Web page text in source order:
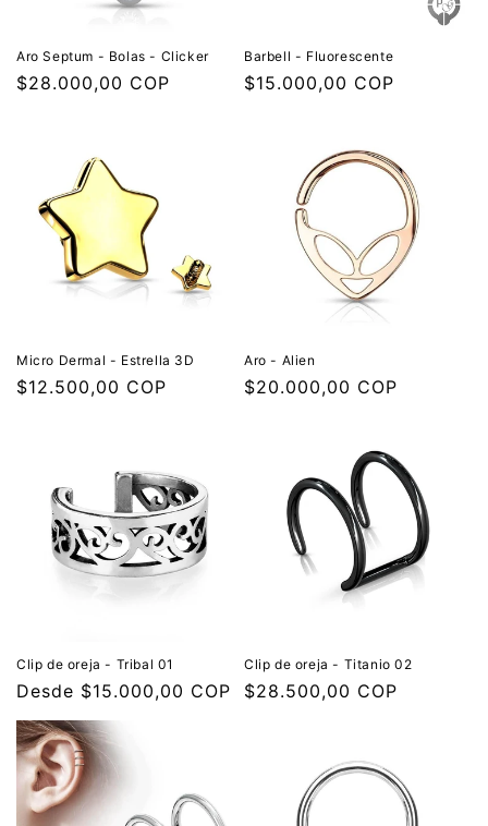
Aro Septum - Bolas - Clicker
Precio
$28.000,00 COP
Barbell - Fluorescente
Precio
$15.000,00 COP
Micro Dermal - Estrella 3D
Precio
$12.500,00 COP
Aro - Alien
Precio
$20.000,00 COP
Clip de oreja - Tribal 01
Precio
habitual
Desde $15.000,00 COP
Clip de oreja - Titanio 02
Precio
$28.500,00 COP